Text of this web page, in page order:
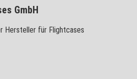
GmbH
Hersteller für Flightcases